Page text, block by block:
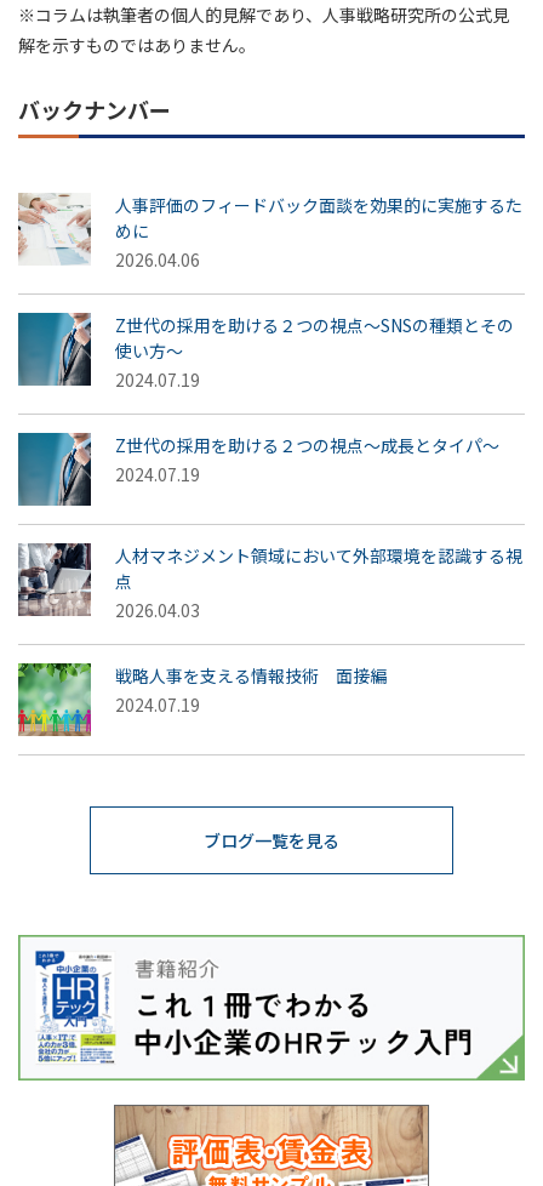
※コラムは執筆者の個人的見解であり、人事戦略研究所の公式見
解を示すものではありません。
バックナンバー
人事評価のフィードバック面談を効果的に実施するた
めに
2026.04.06
Z世代の採用を助ける２つの視点～SNSの種類とその
使い方～
2024.07.19
Z世代の採用を助ける２つの視点～成長とタイパ～
2024.07.19
人材マネジメント領域において外部環境を認識する視
点
2026.04.03
戦略人事を支える情報技術 面接編
2024.07.19
ブログ一覧を見る